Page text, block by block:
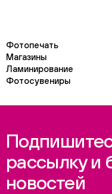
Фотопечать
Магазины
Ламинирование
Фотосувениры
рассылку и
новостей